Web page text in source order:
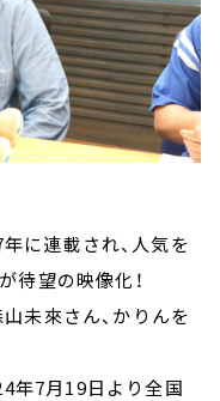
に連載され、人気を
待望の映像化！
未來さん、かりんを
年7月19日より全国